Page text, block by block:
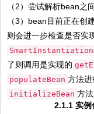
（2）尝试解析bean之
（3）bean目前正在创
则会进一步检查是否实
了则调用是实现的
populateBean 方法
initializeBean 方
2.1.1 实